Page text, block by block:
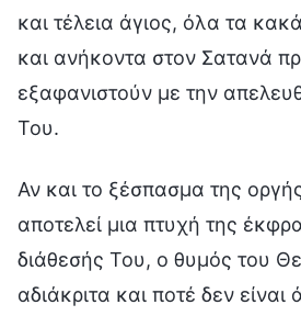
και τέλεια άγιος, όλα τα
και ανήκοντα στον Σατανά
εξαφανιστούν με την
Του.
Αν και το ξέσπασμα της
αποτελεί μια πτυχή της
διάθεσής Του, ο θυμός του
αδιάκριτα και ποτέ δεν